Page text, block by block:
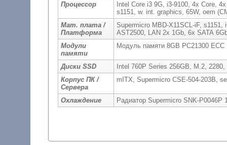
Процессор
Intel Core i3 9G, i3-9100, 4x Core,
s1151, w. int. graphics, 65W, oem
Мат. плата /
Платформа
Supermicro MBD-X11SCL-iF,
AST2500, LAN 2x 1Gb, 6x SATA
Модули
памяти
Модуль памяти 8GB PC21300
Диски SSD
Intel 760P Series 256GB, M.2,
Корпус ПК /
Сервера
mITX, Supermicro CSE-504-203B,
Охлаждение Радиатор Supermicro SNK-P0046P